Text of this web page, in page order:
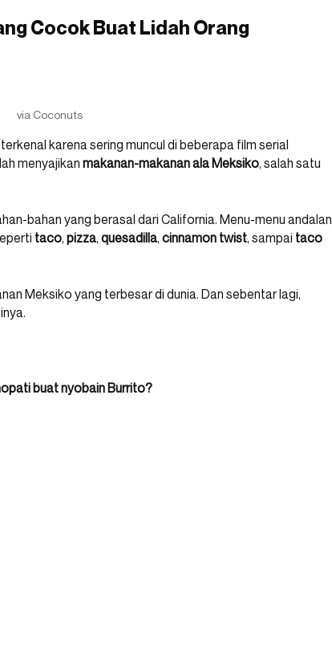
Cocok Buat Lidah Orang
via Coconuts
karena sering muncul di beberapa film serial
menyajikan makanan-makanan ala Meksiko, salah satu
bahan yang berasal dari California. Menu-menu andalan
taco, pizza, quesadilla, cinnamon twist, sampai taco
Meksiko yang terbesar di dunia. Dan sebentar lagi,
buat nyobain Burrito?